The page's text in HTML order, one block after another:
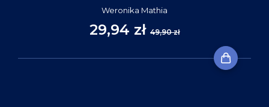
Weronika Mathia
29,94 zł 49,90 zł